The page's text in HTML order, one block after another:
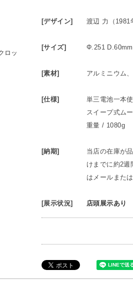
ロッ
[デザイン] 渡辺 力（1981
[サイズ] Φ.251 D.60mm
[素材] アルミニウム
[仕様]
単三電池一本
スイープ式ム
重量 / 1080g
[納期]
当店の在庫が
けまでに約2週
はメールまた
[展示状況] 店頭展示あり